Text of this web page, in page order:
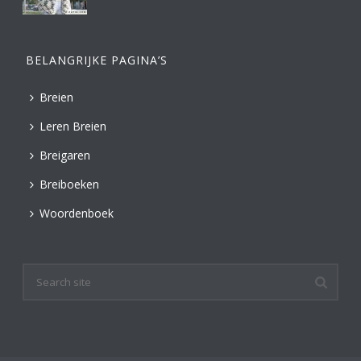
BELANGRIJKE PAGINA’S
Breien
Leren Breien
Breigaren
Breiboeken
Woordenboek